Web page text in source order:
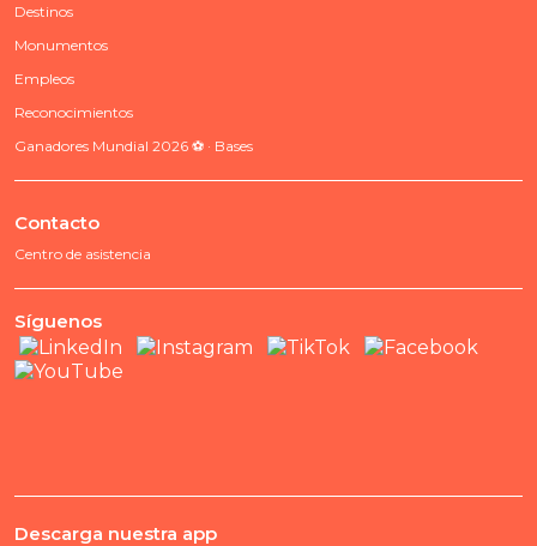
Destinos
Monumentos
Empleos
Reconocimientos
Ganadores Mundial 2026 ⚽ · Bases
Contacto
Centro de asistencia
Síguenos
Descarga nuestra app